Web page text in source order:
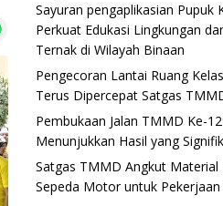
Sayuran pengaplikasian Pupuk
Perkuat Edukasi Lingkungan
Ternak di Wilayah Binaan
Pengecoran Lantai Ruang
Terus Dipercepat Satgas
Pembukaan Jalan TMMD Ke-
Menunjukkan Hasil yang
Satgas TMMD Angkut Material
Sepeda Motor untuk